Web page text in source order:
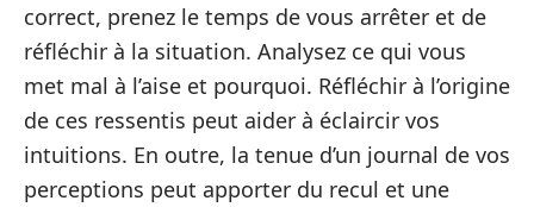
correct, prenez le temps de vous arrêter et de
réfléchir à la situation. Analysez ce qui vous
met mal à l’aise et pourquoi. Réfléchir à l’origine
de ces ressentis peut aider à éclaircir vos
intuitions. En outre, la tenue d’un journal de vos
perceptions peut apporter du recul et une